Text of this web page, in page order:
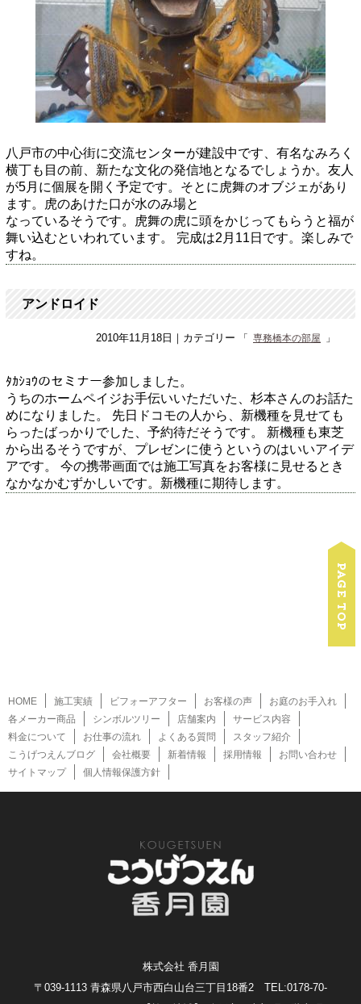
八戸市の中心街に交流センターが建設中です、有名なみろく
横丁も目の前、新たな文化の発信地となるでしょうか。友人
が5月に個展を開く予定です。そとに虎舞のオブジェがあり
ます。虎のあけた口が水のみ場と
なっているそうです。虎舞の虎に頭をかじってもらうと福が
舞い込むといわれています。
完成は2月11日です。楽しみで
すね。
アンドロイド
2010年11月18日 ｜カテゴリー 専務橋本の部屋
ﾀｶｼｮｳのセミナー参加しました。
うちのホームペイジお手伝いいただいた、杉本さんのお話た
めになりました。
先日ドコモの人から、新機種を見せても
らったばっかりでした、予約待だそうです。
新機種も東芝
から出るそうですが、プレゼンに使うというのはいいアイデ
アです。
今の携帯画面では施工写真をお客様に見せるとき
なかなかむずかしいです。新機種に期待します。
HOME 施工実績 ビフォーアフター お客様の声
お庭のお手入れ
各メーカー商品
シンボルツリー 店舗案内
サービス内容
料金について
お仕事の流れ よくある質問
スタッフ紹介
こうげつえんブログ
会社概要 新着情報 採用情報
お問い合わせ
サイトマップ
個人情報保護方針
株式会社 香月園
〒039-1113 青森県八戸市西白山台三丁目18番2 TEL:0178-70-